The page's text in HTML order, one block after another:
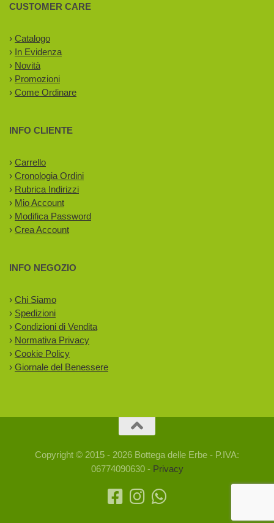
CUSTOMER CARE
› Catalogo
› In Evidenza
› Novità
› Promozioni
› Come Ordinare
INFO CLIENTE
› Carrello
› Cronologia Ordini
› Rubrica Indirizzi
› Mio Account
› Modifica Password
› Crea Account
INFO NEGOZIO
› Chi Siamo
› Spedizioni
› Condizioni di Vendita
› Normativa Privacy
› Cookie Policy
› Giornale del Benessere
Copyright © 2015 - 2026 Bottega delle Erbe - P.IVA:
06774090630 - Privacy